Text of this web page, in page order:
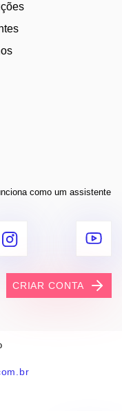
como um assistente
CRIAR CONTA